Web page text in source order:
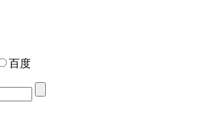
百度